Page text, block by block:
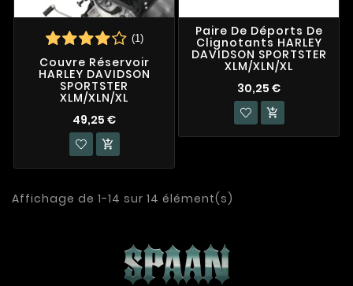
(1)
Couvre Réservoir
HARLEY DAVIDSON
SPORTSTER
XLM/XLN/XL
49,25 €

Paire De Déports De
Clignotants HARLEY
DAVIDSON SPORTSTER
XLM/XLN/XL
30,25 €

Affichage de 1-14 sur 14 élément(s)